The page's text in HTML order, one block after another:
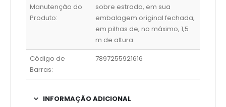
Manutenção do
Produto:
sobre estrado, em sua
embalagem original fechada,
em pilhas de, no máximo, 1,5
m de altura.
Código de
Barras:
7897255921616
INFORMAÇÃO ADICIONAL